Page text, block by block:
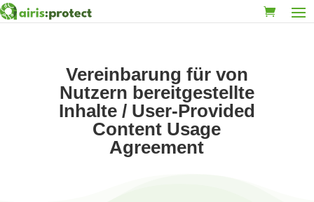
Vereinbarung für von
Nutzern bereitgestellte
Inhalte / User-Provided
Content Usage
Agreement